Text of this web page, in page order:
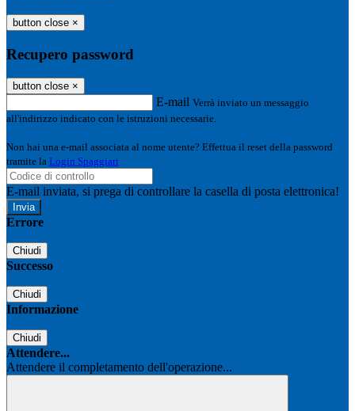
button close ×
Recupero password
button close ×
E-mail Verrà inviato un messaggio
all'indirizzo indicato con le istruzioni necessarie.
Non hai una e-mail associata al nome utente? Effettua il reset della password
tramite la Login Spaggiari
E-mail inviata, si prega di controllare la casella di posta elettronica!
Errore
Chiudi
Successo
Chiudi
Informazione
Chiudi
Attendere...
Attendere il completamento dell'operazione...